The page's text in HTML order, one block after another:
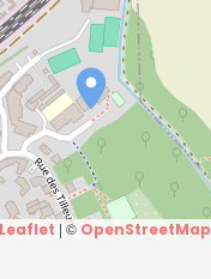
| © OpenStreetMap